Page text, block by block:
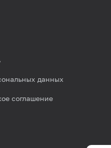
данных
соглашение